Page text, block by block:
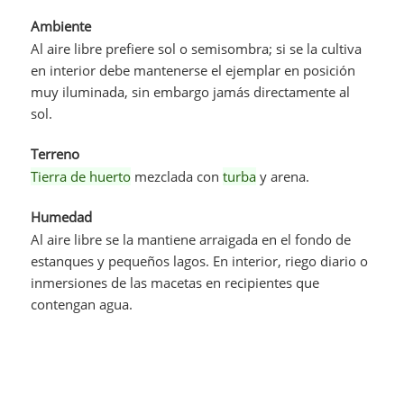
Ambiente
Al aire libre prefiere sol o semisombra; si se la cultiva
en interior debe mantenerse el ejemplar en posición
muy iluminada, sin embargo jamás directamente al
sol.
Terreno
Tierra de huerto mezclada conturba y arena.
Humedad
Al aire libre se la mantiene arraigada en el fondo de
estanques y pequeños lagos. En interior, riego diario o
inmersiones de las macetas en recipientes que
contengan agua.